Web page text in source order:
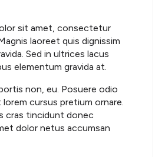
sit amet, consectetur
laoreet quis dignissim
Sed in ultrices lacus
elementum gravida at.
non, eu. Posuere odio
cursus pretium ornare.
cras tincidunt donec
dolor netus accumsan